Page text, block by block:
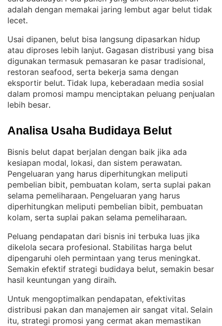
adalah dengan memakai jaring lembut agar belut tidak
lecet.
Usai dipanen, belut bisa langsung dipasarkan hidup
atau diproses lebih lanjut. Gagasan distribusi yang bisa
digunakan termasuk pemasaran ke pasar tradisional,
restoran seafood, serta bekerja sama dengan
eksportir belut. Tidak lupa, keberadaan media sosial
dalam promosi mampu menciptakan peluang penjualan
lebih besar.
Analisa Usaha Budidaya Belut
Bisnis belut dapat berjalan dengan baik jika ada
kesiapan modal, lokasi, dan sistem perawatan
Pengeluaran yang harus diperhitungkan meliputi
pembelian bibit, pembuatan kolam, serta suplai pakan
selama pemeliharaan. Pengeluaran yang harus
diperhitungkan meliputi pembelian bibit, pembuatan
kolam, serta suplai pakan selama pemeliharaan.
Peluang pendapatan dari bisnis ini terbuka luas jika
dikelola secara profesional. Stabilitas harga belut
dipengaruhi oleh permintaan yang terus meningkat
Semakin efektif strategi budidaya belut, semakin besar
hasil keuntungan yang diraih.
Untuk mengoptimalkan pendapatan, efektivitas
distribusi pakan dan manajemen air sangat vital. Selain
itu, strategi promosi yang cermat akan memastikan